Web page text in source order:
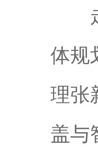
走
体规
理张
盖与